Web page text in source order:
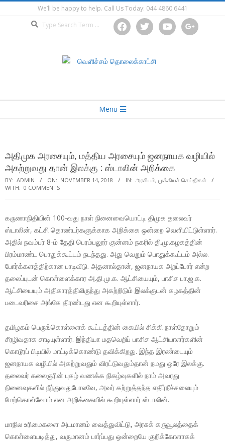
to
We’ll be happy to help. Call Us Today: 044 4860 6441
facebooktwitter youtube google
Menu
அதிமுக அரசையும், மத்திய அரசையும் ஜனநாயக வழியில்
அகற்றுவது தான் இலக்கு : ஸ்டாலின் அறிக்கை
BY: ADMIN ON: NOVEMBER 14, 2018 IN: அரசியல், முக்கியச் செய்திகள்
WITH: 0 COMMENTS
கருணாநிதியின் 100-வது நாள் நினைவையொட்டி திமுக தலைவர்
ஸ்டாலின், கட்சி தொண்டர்களுக்காக அறிக்கை ஒன்றை வெளியிட்டுள்ளார்.
அதில் நவம்பர் 8-ம் தேதி பெரம்பலூர் குன்னம் நகரில் தி.மு.கழகத்தின்
பிரம்மாண்ட பொதுக்கூட்டம் நடந்தது. அது வெறும் பொதுக்கூட்டம் அல்ல.
போர்க்களத்திற்கான பாடிவீடு. அதனால்தான், ஜனநாயக அறப்போர் என்ற
தலைப்புடன் கொள்ளைக்கார அ.தி.மு.க. ஆட்சியையும், பாசிச பா.ஜ.க.
ஆட்சியையும் அதிகாரத்திலிருந்து அகற்றிடும் இலக்குடன் கழகத்தின்
படைவரிசை அங்கே திரண்டது என கூறியுள்ளார்.
தமிழகம் பெருங்கொள்ளைக் கூட்டத்தின் கையில் சிக்கி நாள்தோறும்
சீரழிவதாக சாடியுள்ளார். இந்தியா மதவெறிப் பாசிச ஆட்சியாளர்களின்
கொடூரப் பிடியில் மாட்டிக்கொண்டு தவிக்கிறது. இந்த இரண்டையும்
ஜனநாயக வழியில் அகற்றுவதும் விரட்டுவதும்தான் நமது ஒரே இலக்கு.
தலைவர் கலைஞரின் புகழ் வணக்க நிகழ்வுகளில் நாம் அவரது
நினைவுகளில் நீந்துவதுபோலவே, அவர் கற்றுத்தந்த எதிர்நீச்சலையும்
மேற்கொள்வோம் என அறிக்கையில் கூறியுள்ளார் ஸ்டாலின்.
மாநில உரிமைகளை அடமானம் வைத்துவிட்டு, அரசுக் கருவூலத்தைக்
கொள்ளையடித்து, வருமானம் பார்ப்பது ஒன்றையே குறிக்கோளாகக்